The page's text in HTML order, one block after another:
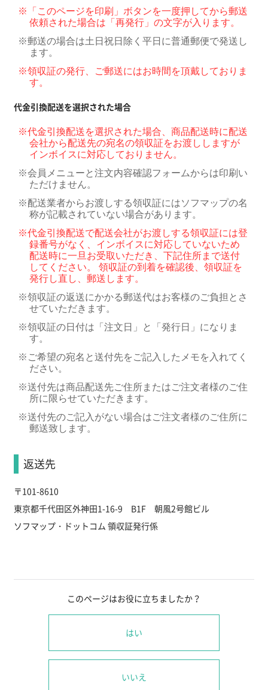
※
「このページを印刷」ボタンを一度押してから郵送
依頼された場合は「再発行」の文字が入ります。
※郵送の場合は土日祝日除く平日に普通郵便で発送し
ます。
※領収証の発行、ご郵送にはお時間を頂戴しておりま
す。
代金引換配送を選択された場合
※代金引換配送を選択された場合、商品配送時に配送
会社から配送先の宛名の領収証をお渡ししますが
インボイスに対応しておりません。
※会員メニューと注文内容確認フォームからは印刷い
ただけません。
※配送業者からお渡しする領収証にはソフマップの名
称が記載されていない場合があります。
※代金引換配送で配送会社がお渡しする領収証には登
録番号がなく、インボイスに対応していないため
配送時に一旦お受取いただき、下記住所まで送付
してください。 領収証の到着を確認後、領収証を
発行し直し、郵送します。
※領収証の返送にかかる郵送代はお客様のご負担とさ
せていただきます。
※領収証の日付は「注文日」と「発行日」になりま
す。
※ ご希望の宛名と送付先をご記入したメモを入れてく
ださい。
※送付先は商品配送先ご住所またはご注文者様のご住
所に限らせていただきます。
※送付先のご記入がない場合はご注文者様のご住所に
郵送致します。
返送先
〒101-8610
東京都千代田区外神田1-16-9 B1F 朝風2号館ビル
ソフマップ・ドットコム 領収証発行係
このページはお役に立ちましたか？
はい
いいえ